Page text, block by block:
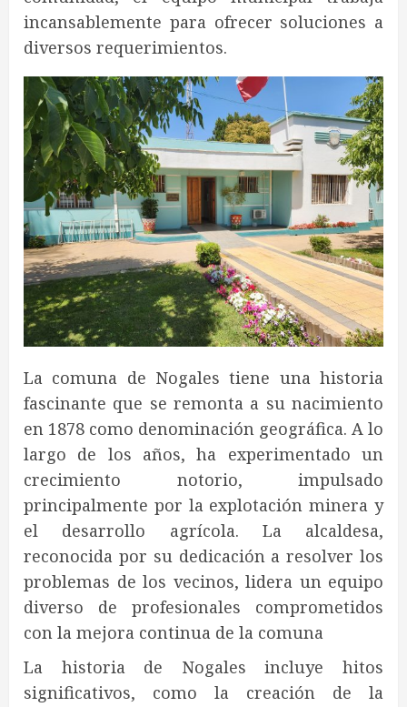
incansablemente para ofrecer soluciones a
diversos requerimientos.
La comuna de Nogales tiene una historia
fascinante que se remonta a su nacimiento
en 1878 como denominación geográfica. A lo
largo de los años, ha experimentado un
crecimiento notorio, impulsado
principalmente por la explotación minera y
el desarrollo agrícola. La alcaldesa,
reconocida por su dedicación a resolver los
problemas de los vecinos, lidera un equipo
diverso de profesionales comprometidos
con la mejora continua de la comuna
La historia de Nogales incluye hitos
significativos, como la creación de la